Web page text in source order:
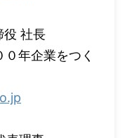
役 社長
０年企業をつく